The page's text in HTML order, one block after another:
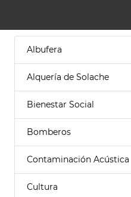
Albufera
Alquería de Solache
Bienestar Social
Bomberos
Contaminación Acústica
Cultura